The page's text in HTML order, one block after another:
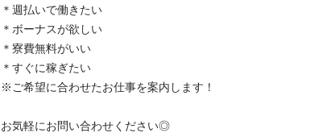
＊週払いで働きたい
＊ボーナスが欲しい
＊寮費無料がいい
＊すぐに稼ぎたい
※ご希望に合わせたお仕事を案内します！
お気軽にお問い合わせください◎